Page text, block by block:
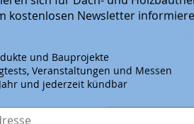
in Längs- und
entfallen etliche
nicht mehr
schneiden.“ Die
dem Dach auch
und die einfache
erreicht werden.
kostenlosen Newsletter
und Bauprojekte
Veranstaltungen und Messen
und jederzeit kündbar